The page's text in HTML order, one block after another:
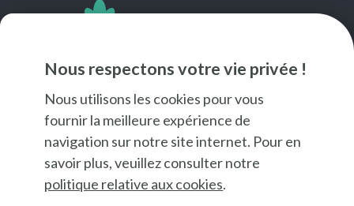
Nous respectons votre vie privée !
Nous utilisons les cookies pour vous
fournir la meilleure expérience de
navigation sur notre site internet. Pour en
savoir plus, veuillez consulter notre
politique relative aux cookies.